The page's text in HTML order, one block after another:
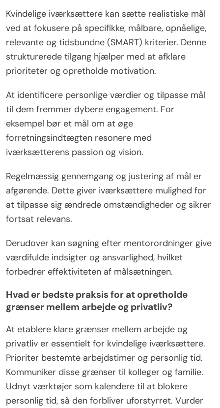
Kvindelige iværksættere kan sætte realistiske mål
ved at fokusere på specifikke, målbare, opnåelige,
relevante og tidsbundne (SMART) kriterier. Denne
strukturerede tilgang hjælper med at afklare
prioriteter og opretholde motivation.
At identificere personlige værdier og tilpasse mål
til dem fremmer dybere engagement. For
eksempel bør et mål om at øge
forretningsindtægten resonere med
iværksætterens passion og vision.
Regelmæssig gennemgang og justering af mål er
afgørende. Dette giver iværksættere mulighed for
at tilpasse sig ændrede omstændigheder og sikrer
fortsat relevans.
Derudover kan søgning efter mentorordninger give
værdifulde indsigter og ansvarlighed, hvilket
forbedrer effektiviteten af målsætningen.
Hvad er bedste praksis for at opretholde
grænser mellem arbejde og privatliv?
At etablere klare grænser mellem arbejde og
privatliv er essentielt for kvindelige iværksættere.
Prioriter bestemte arbejdstimer og personlig tid.
Kommuniker disse grænser til kolleger og familie.
Udnyt værktøjer som kalendere til at blokere
personlig tid, så den forbliver uforstyrret. Vurder